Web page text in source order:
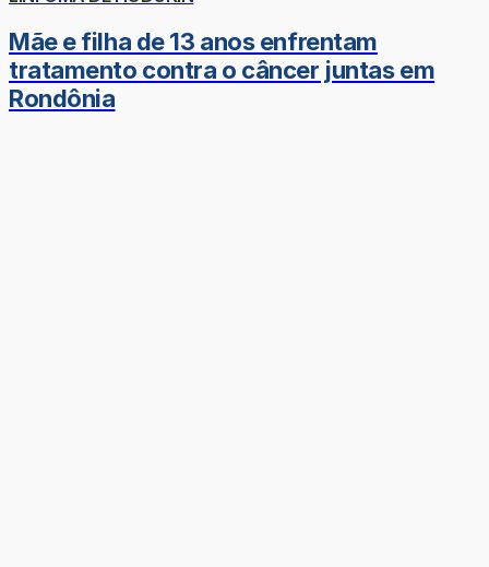
Mãe e filha de 13 anos enfrentam
tratamento contra o câncer juntas em
Rondônia